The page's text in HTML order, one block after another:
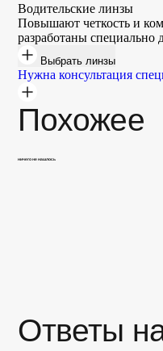
Водительские линзы
Повышают четкость и
разработаны специально
Выбрать линзы
Нужна консультация
Похожее
ничего не нашлось
Ответы